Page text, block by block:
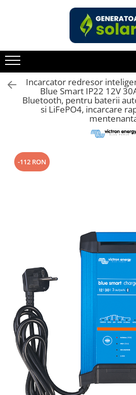
Acasa
Statii de Alimentare Portabile
Cauta dupa capacitate
Pana in 1000W
Intre 1000-2000W
Bluetti
Accesorii Statii de Alimentare
Kituri Generatoare Solare
Cauta dupa capacitate
Pana in 1000W
Intre 1000-2000W
Intre 2000-3000W
Peste 3000W
Cauta dupa marca
Bluetti
Incarcator redresor
Blue Smart IP22 12V
Bluetooth, pentru baterii
si LiFePO4, incarcare
-112 RON